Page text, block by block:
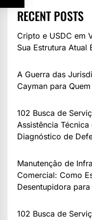
RECENT POSTS
Cripto e USDC em
Sua Estrutura Atual
A Guerra das
Cayman para
102 Busca de
Assistência
Diagnóstico de
Manutenção de
Comercial: Como
Desentupidora
102 Busca de